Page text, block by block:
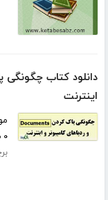
اینترنت
۰ صفحه